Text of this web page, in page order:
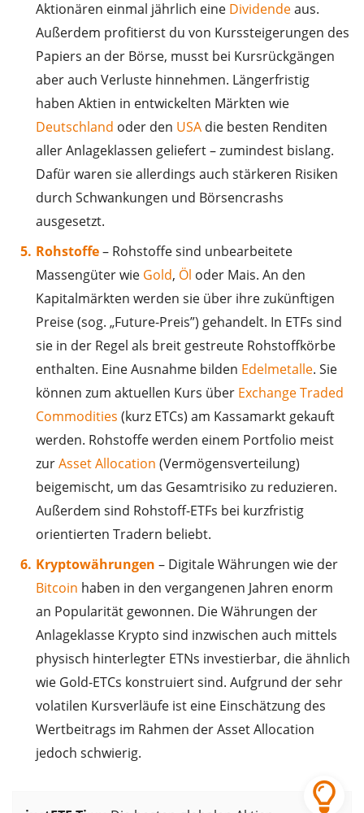
Aktionären einmal jährlich eine Dividendeaus.
Außerdem profitierst du von Kurssteigerungen des
Papiers an der Börse, musst bei Kursrückgängen
aber auch Verluste hinnehmen. Längerfristig
haben Aktien in entwickelten Märkten wie
Deutschland oder den USA die besten Renditen
aller Anlageklassen geliefert – zumindest bislang.
Dafür waren sie allerdings auch stärkeren Risiken
durch Schwankungen und Börsencrashs
ausgesetzt.
Rohstoffe– Rohstoffe sind unbearbeitete
Massengüter wie Gold, Öl oder Mais. An den
Kapitalmärkten werden sie über ihre zukünftigen
Preise (sog. „Future-Preis”) gehandelt. In ETFs sind
sie in der Regel als breit gestreute Rohstoffkörbe
enthalten. Eine Ausnahme bilden Edelmetalle. Sie
können zum aktuellen Kurs über Exchange Traded
Commodities (kurz ETCs) am Kassamarkt gekauft
werden. Rohstoffe werden einem Portfolio meist
zurAsset Allocation (Vermögensverteilung)
beigemischt, um das Gesamtrisiko zu reduzieren.
Außerdem sind Rohstoff-ETFs bei kurzfristig
orientierten Tradern beliebt.
Kryptowährungen – Digitale Währungen wie der
Bitcoin haben in den vergangenen Jahren enorm
an Popularität gewonnen. Die Währungen der
Anlageklasse Krypto sind inzwischen auch mittels
physisch hinterlegter ETNs investierbar, die ähnlich
wie Gold-ETCs konstruiert sind. Aufgrund der sehr
volatilen Kursverläufe ist eine Einschätzung des
Wertbeitrags im Rahmen der Asset Allocation
jedoch schwierig.